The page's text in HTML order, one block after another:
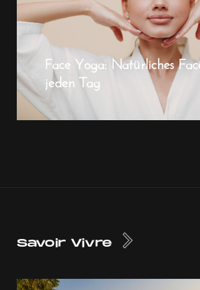
Face Yoga: Natürliches
jeden Tag
Savoir Vivre